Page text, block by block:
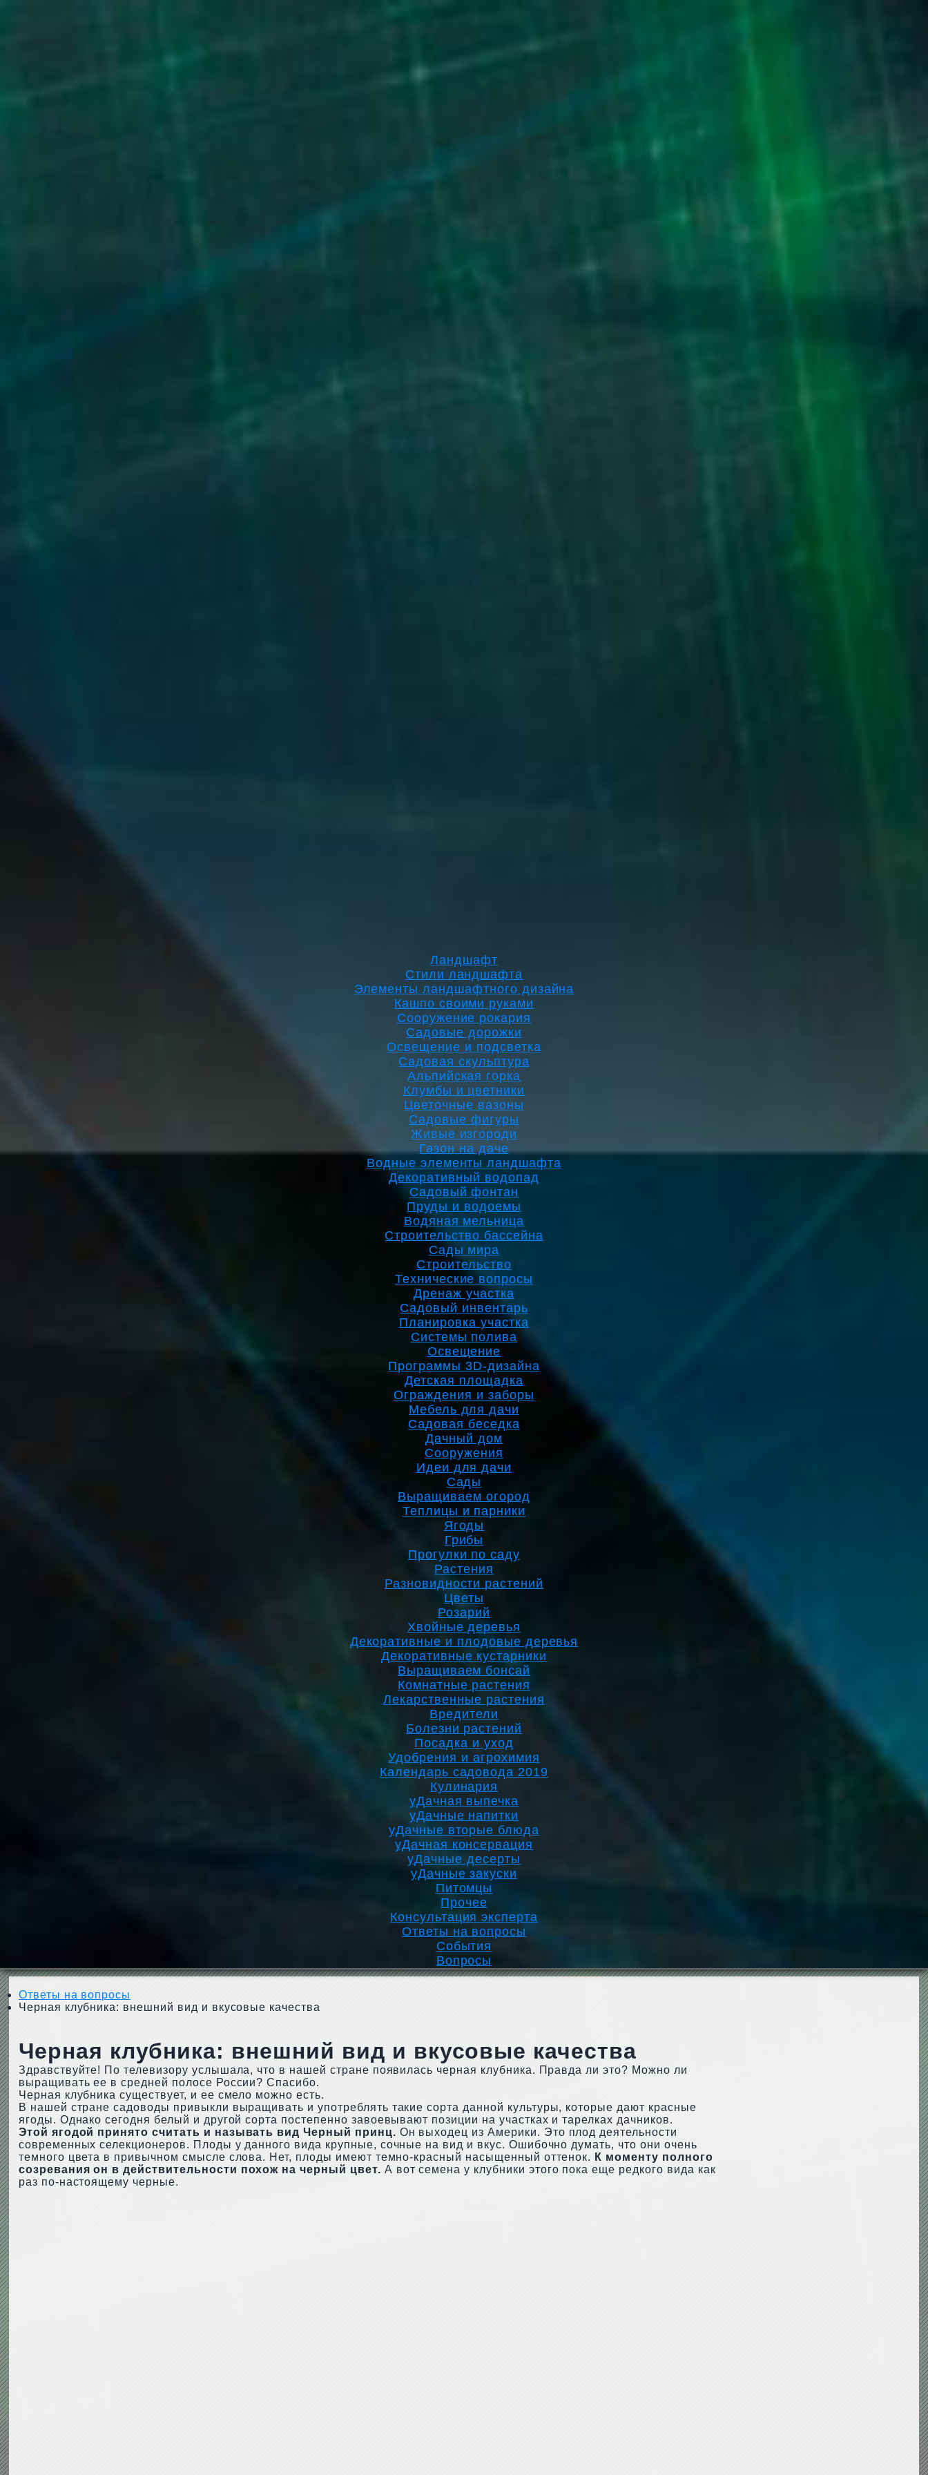
Ландшафт
Стили ландшафта
Элементы ландшафтного дизайна
Кашпо своими руками
Сооружение рокария
Садовые дорожки
Освещение и подсветка
Садовая скульптура
Альпийская горка
Клумбы и цветники
Цветочные вазоны
Садовые фигуры
Живые изгороди
Газон на даче
Водные элементы ландшафта
Декоративный водопад
Садовый фонтан
Пруды и водоемы
Водяная мельница
Строительство бассейна
Сады мира
Строительство
Технические вопросы
Дренаж участка
Садовый инвентарь
Планировка участка
Системы полива
Освещение
Программы 3D-дизайна
Детская площадка
Ограждения и заборы
Мебель для дачи
Садовая беседка
Дачный дом
Сооружения
Идеи для дачи
Сады
Выращиваем огород
Теплицы и парники
Ягоды
Грибы
Прогулки по саду
Растения
Разновидности растений
Цветы
Розарий
Хвойные деревья
Декоративные и плодовые деревья
Декоративные кустарники
Выращиваем бонсай
Комнатные растения
Лекарственные растения
Вредители
Болезни растений
Посадка и уход
Удобрения и агрохимия
Календарь садовода 2019
Кулинария
уДачная выпечка
уДачные напитки
уДачные вторые блюда
уДачная консервация
уДачные десерты
уДачные закуски
Питомцы
Прочее
Консультация эксперта
Ответы на вопросы
События
Вопросы
Ответы на вопросы
Черная клубника: внешний вид и вкусовые качества
Черная клубника: внешний вид и вкусовые качества
Здравствуйте! По телевизору услышала, что в нашей стране появилась черная клубника. Правда ли это? Можно ли
выращивать ее в средней полосе России? Спасибо.
Черная клубника существует, и ее смело можно есть.
В нашей стране садоводы привыкли выращивать и употреблять такие сорта данной культуры, которые дают красные
ягоды. Однако сегодня белый и другой сорта постепенно завоевывают позиции на участках и тарелках дачников.
Этой ягодой принято считать и называть вид Черный принц. Он выходец из Америки. Это плод деятельности
современных селекционеров. Плоды у данного вида крупные, сочные на вид и вкус. Ошибочно думать, что они очень
темного цвета в привычном смысле слова. Нет, плоды имеют темно-красный насыщенный оттенок. К моменту полного
созревания он в действительности похож на черный цвет. А вот семена у клубники этого пока еще редкого вида как
раз по-настоящему черные.